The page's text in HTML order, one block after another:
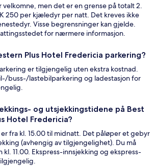
men det er en grense på totalt 2.
250 per kjæledyr per natt. Det kreves ikke
Visse begrensninger kan gjelde.
for nærmere informasjon.
Plus Hotel Fredericia parkering?
er tilgjengelig uten ekstra kostnad.
buss-/lastebilparkering og ladestasjon for
og utsjekkingstidene på Best
Hotel Fredericia?
fra kl. 15.00 til midnatt. Det påløper et gebyr
(avhengig av tilgjengelighet). Du må
kl. 11.00. Ekspress-innsjekking og ekspress-